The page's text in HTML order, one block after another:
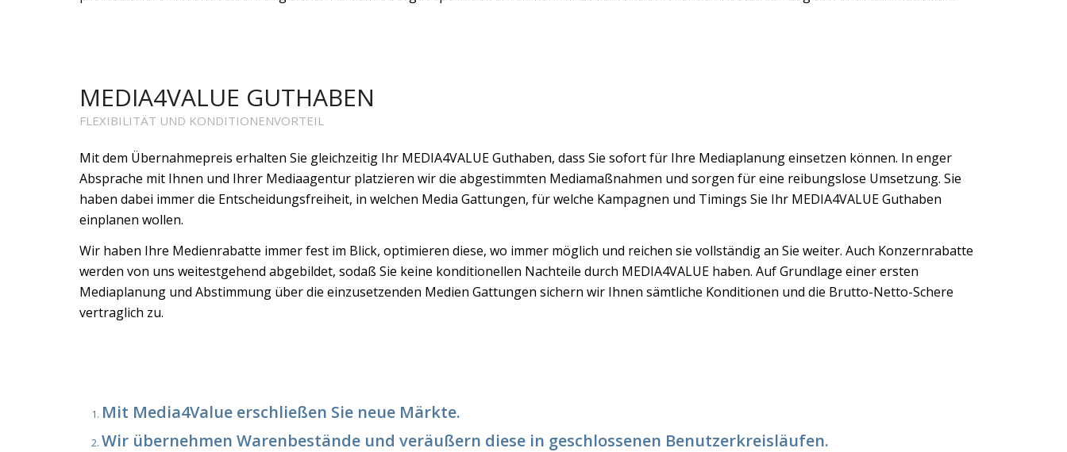
MEDIA4VALUE GUTHABEN
FLEXIBILITÄT UND KONDITIONENVORTEIL
Mit dem Übernahmepreis erhalten Sie gleichzeitig Ihr MEDIA4VALUE Guthaben, dass Sie sofort für Ihre Mediaplanung einsetzen können. In enger
Absprache mit Ihnen und Ihrer Mediaagentur platzieren wir die abgestimmten Mediamaßnahmen und sorgen für eine reibungslose Umsetzung. Sie
haben dabei immer die Entscheidungsfreiheit, in welchen Media Gattungen, für welche Kampagnen und Timings Sie Ihr MEDIA4VALUE Guthaben
einplanen wollen.
Wir haben Ihre Medienrabatte immer fest im Blick, optimieren diese, wo immer möglich und reichen sie vollständig an Sie weiter. Auch Konzernrabatte
werden von uns weitestgehend abgebildet, sodaß Sie keine konditionellen Nachteile durch MEDIA4VALUE haben. Auf Grundlage einer ersten
Mediaplanung und Abstimmung über die einzusetzenden Medien Gattungen sichern wir Ihnen sämtliche Konditionen und die Brutto-Netto-Schere
vertraglich zu.
Mit Media4Value erschließen Sie neue Märkte.
Wir übernehmen Warenbestände und veräußern diese in geschlossenen Benutzerkreisläufen.